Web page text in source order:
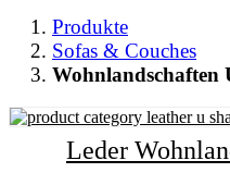
Produkte
Sofas & Couches
Wohnlandschaften
Leder